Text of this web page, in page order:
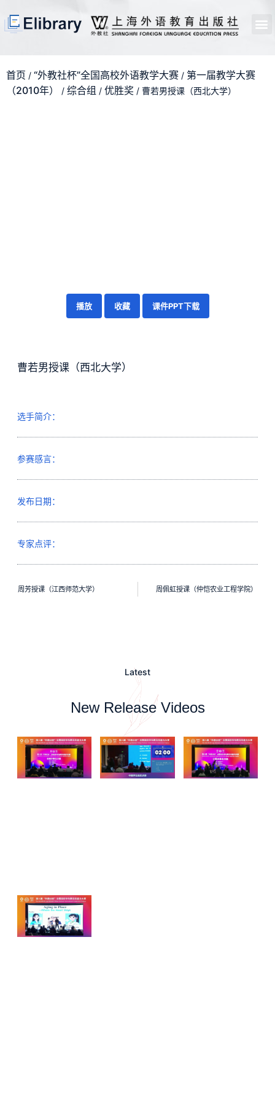
首页 / “外教社杯”全国高校外语教学大赛 / 第一届教学大赛
（2010年）
/ 综合组 / 优胜奖 / 曹若男授课（西北大学）
播放 收藏 课件PPT下载
曹若男授课（西北大学）
选手简介：
参赛感言：
发布日期：
专家点评：
周芳授课（江西师范大学） 周佩虹授课（仲恺农业工程学院）
Latest
New Release Videos